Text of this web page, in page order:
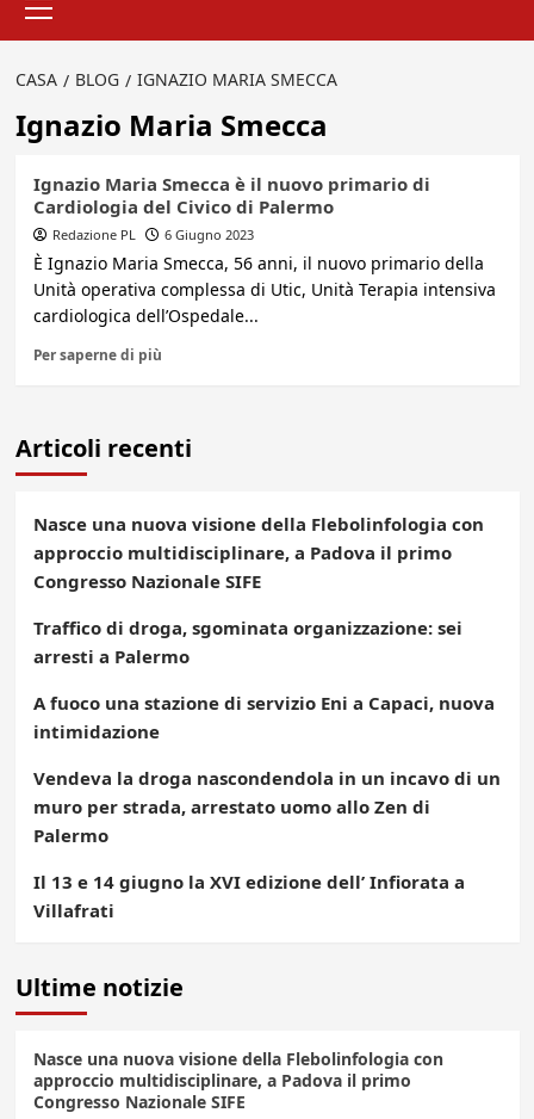
principale
CASA BLOG IGNAZIO MARIA SMECCA
Ignazio Maria Smecca
Ignazio Maria Smecca è il nuovo primario di
Cardiologia del Civico di Palermo
Redazione PL 6 Giugno 2023
È Ignazio Maria Smecca, 56 anni, il nuovo primario della
Unità operativa complessa di Utic, Unità Terapia intensiva
cardiologica dell’Ospedale...
Per saperne di più
Articoli recenti
Nasce una nuova visione della Flebolinfologia con
approccio multidisciplinare, a Padova il primo
Congresso Nazionale SIFE
Traffico di droga, sgominata organizzazione: sei
arresti a Palermo
A fuoco una stazione di servizio Eni a Capaci, nuova
intimidazione
Vendeva la droga nascondendola in un incavo di un
muro per strada, arrestato uomo allo Zen di
Palermo
Il 13 e 14 giugno la XVI edizione dell’ Infiorata a
Villafrati
Ultime notizie
Nasce una nuova visione della Flebolinfologia con
approccio multidisciplinare, a Padova il primo
Congresso Nazionale SIFE